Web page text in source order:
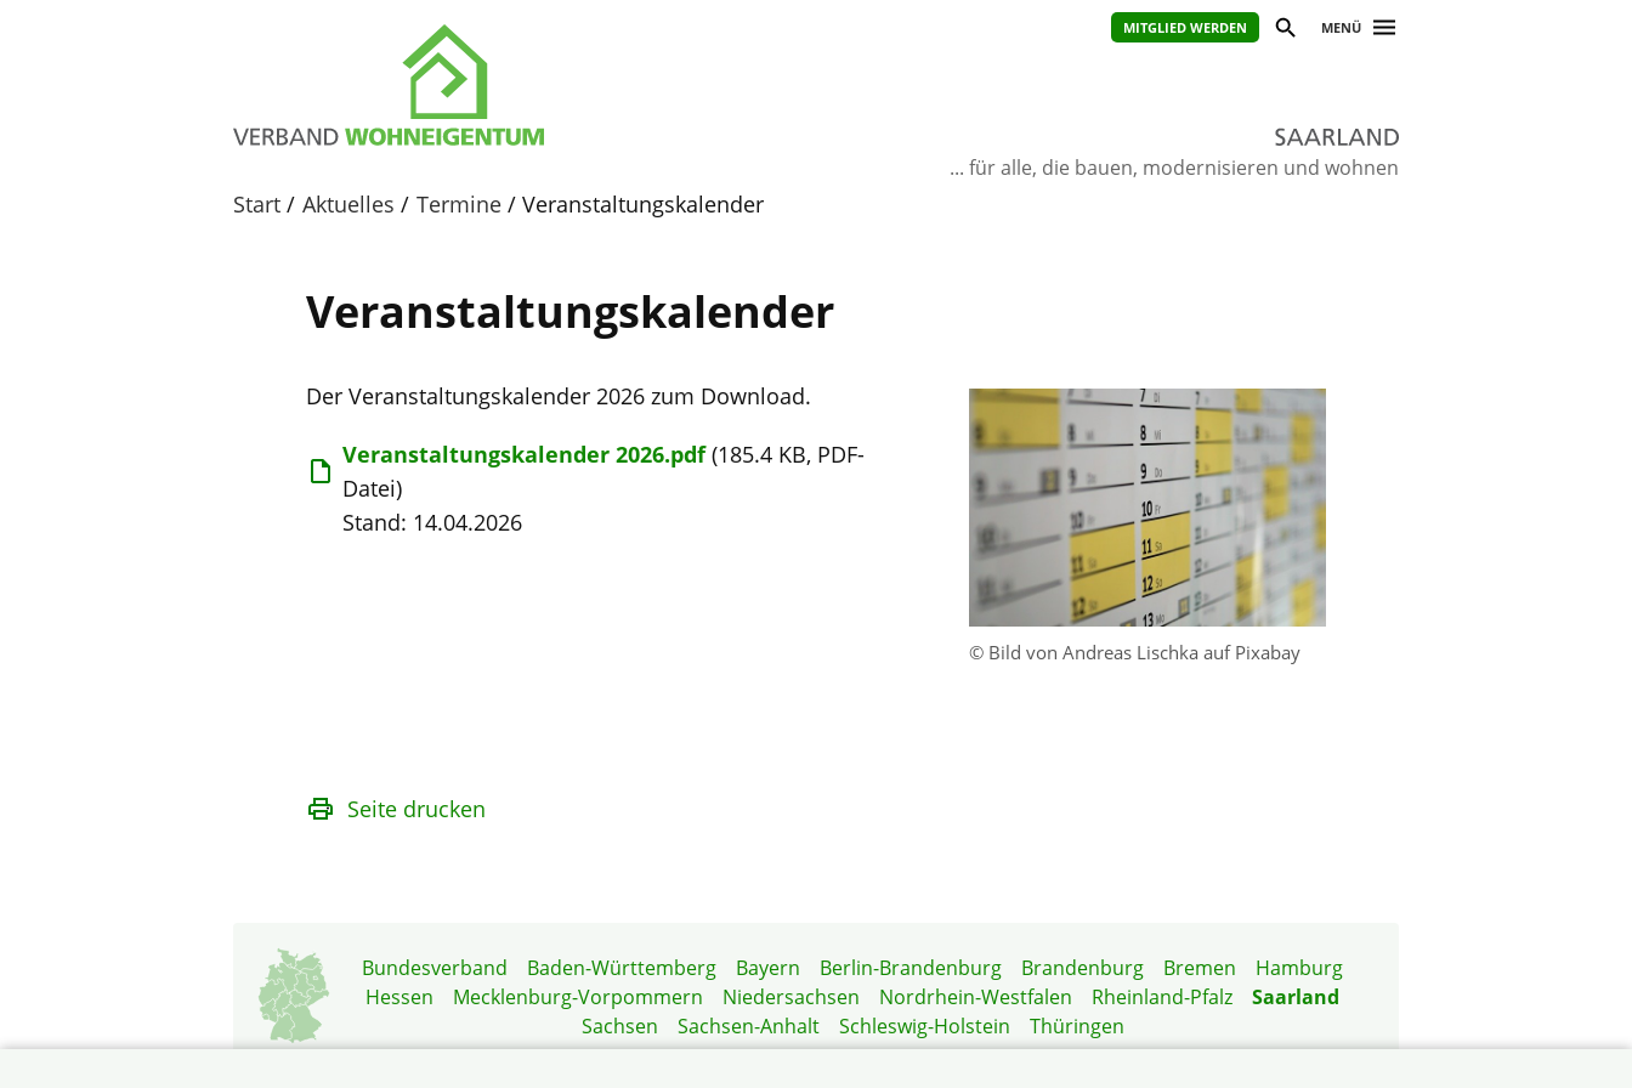
MITGLIED WERDEN MENÜ
... für alle, die bauen, modernisieren und wohnen
Start Aktuelles Termine Veranstaltungskalender
Veranstaltungskalender
© Bild von Andreas Lischka auf Pixabay
Der Veranstaltungskalender 2026 zum Download.
Veranstaltungskalender 2026.pdf (185.4 KB, PDF-
Datei)
Stand: 14.04.2026
Seite drucken
Bundesverband Baden-Württemberg Bayern Berlin-Brandenburg Brandenburg Bremen
Hamburg
Hessen
Mecklenburg-Vorpommern Niedersachsen Nordrhein-Westfalen Rheinland-Pfalz
Saarland
Sachsen
Sachsen-Anhalt Schleswig-Holstein
Thüringen